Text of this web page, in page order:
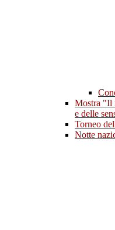
Mostra "Il
e delle
Torneo
Notte